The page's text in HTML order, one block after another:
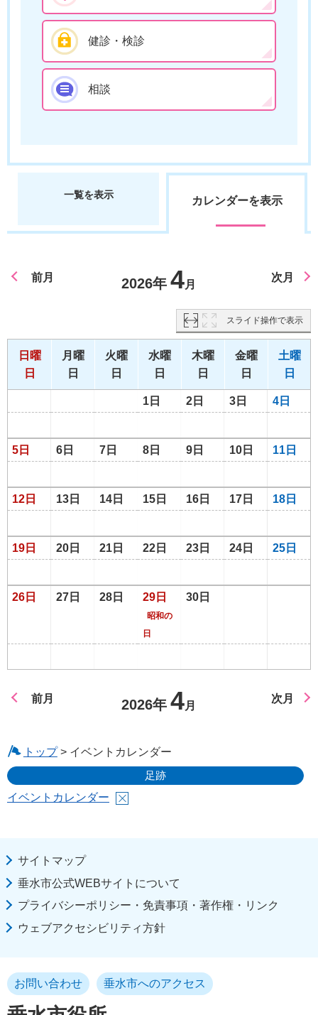
健診・検診
相談
一覧を表示 カレンダーを表示
前月 2026年 4月
次月
スライド操作で表示
日曜
日
月曜
日
火曜
日
水曜
日
木曜
日
金曜
日
土曜
日
1日 2日 3日 4日
5日 6日 7日 8日 9日 10日 11日
12日 13日 14日 15日 16日 17日 18日
19日 20日 21日 22日 23日 24日 25日
26日 27日 28日 29日
昭和の
日
30日
前月 2026年 4月
次月
トップ> イベントカレンダー
足跡
イベントカレンダー
サイトマップ
垂水市公式WEBサイトについて
プライバシーポリシー・免責事項・著作権・リンク
ウェブアクセシビリティ方針
お問い合わせ 垂水市へのアクセス